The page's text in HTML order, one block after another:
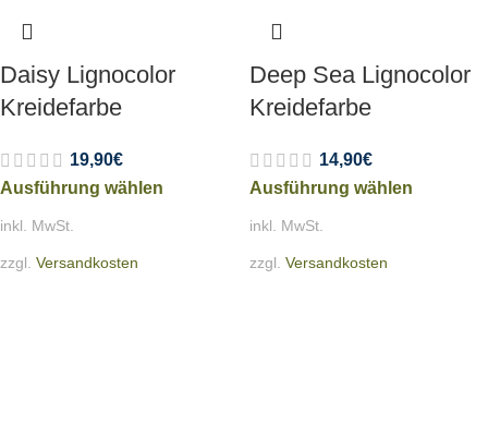
Daisy Lignocolor
Kreidefarbe
19,90€
Ausführung wählen
inkl. MwSt.
zzgl. Versandkosten
Deep Sea Lignocolor
Kreidefarbe
14,90€
Ausführung wählen
inkl. MwSt.
zzgl. Versandkosten